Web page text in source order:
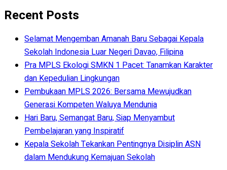
Recent Posts
Selamat Mengemban Amanah Baru Sebagai Kepala
Sekolah Indonesia Luar Negeri Davao, Filipina
Pra MPLS Ekologi SMKN 1 Pacet: Tanamkan Karakter
dan Kepedulian Lingkungan
Pembukaan MPLS 2026: Bersama Mewujudkan
Generasi Kompeten Waluya Mendunia
Hari Baru, Semangat Baru, Siap Menyambut
Pembelajaran yang Inspiratif
Kepala Sekolah Tekankan Pentingnya Disiplin ASN
dalam Mendukung Kemajuan Sekolah